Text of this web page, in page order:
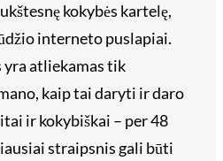
kokybės kartelę,
interneto puslapiai.
atliekamas tik
kaip tai daryti ir daro
ir kokybiškai – per 48
straipsnis gali būti